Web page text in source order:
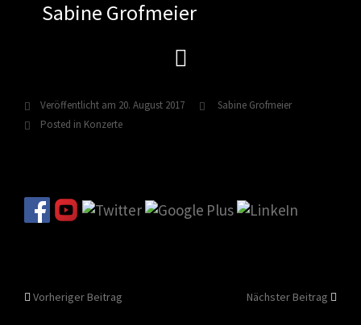
Sabine Grofmeier
Veröffentlicht am 20. August 2017
Sabine Grofmeier
Posted in Konzerte
Beitragsnavigation
Vorheriger Beitrag Nächster Beitrag